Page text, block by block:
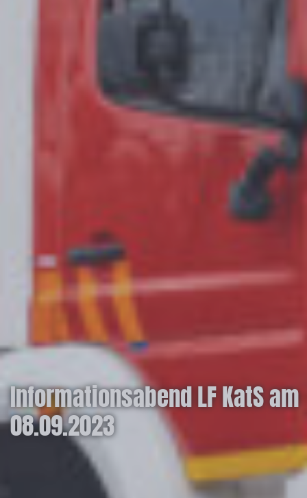
Informationsabend LF KatS am
08.09.2023